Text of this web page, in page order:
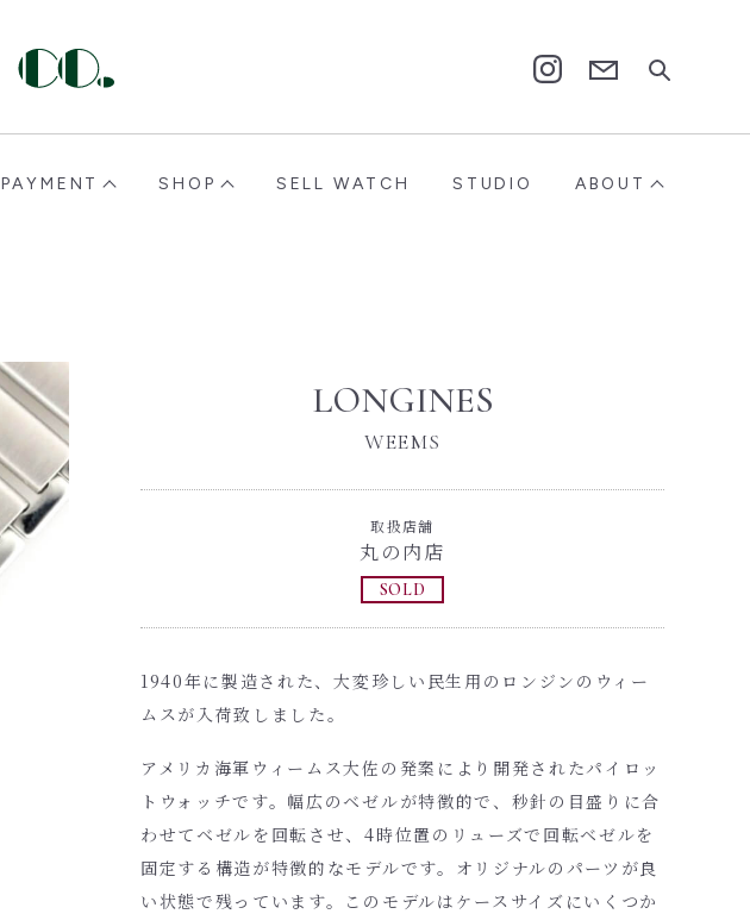
PAYMENT SHOP SELL WATCH STUDIO ABOUT
LONGINES
WEEMS
取扱店舗
丸の内店
SOLD
1940年に製造された、大変珍しい民生用のロンジンのウィー
ムスが入荷致しました。
アメリカ海軍ウィームス大佐の発案により開発されたパイロッ
トウォッチです。幅広のベゼルが特徴的で、秒針の目盛りに合
わせてベゼルを回転させ、4時位置のリューズで回転ベゼルを
固定する構造が特徴的なモデルです。オリジナルのパーツが良
い状態で残っています。このモデルはケースサイズにいくつか